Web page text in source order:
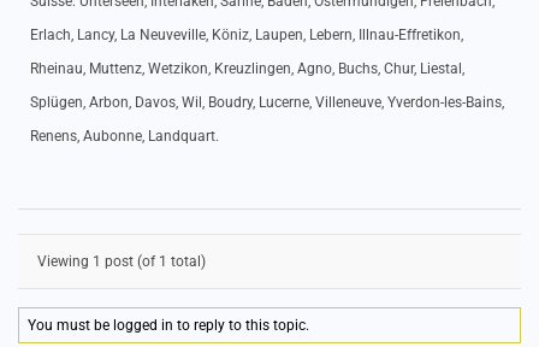
Erlach, Lancy, La Neuveville, Köniz, Laupen, Lebern, Illnau-Effretikon,
Rheinau, Muttenz, Wetzikon, Kreuzlingen, Agno, Buchs, Chur, Liestal,
Splügen, Arbon, Davos, Wil, Boudry, Lucerne, Villeneuve, Yverdon-les-Bains,
Renens, Aubonne, Landquart.
Viewing 1 post (of 1 total)
You must be logged in to reply to this topic.